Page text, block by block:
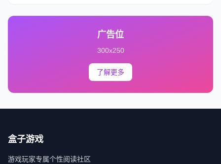
广告位
300x250
了解更多
盒子游戏
游戏玩家专属个性阅读社区